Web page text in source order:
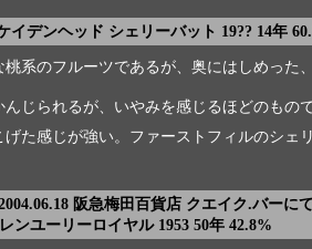
イデンヘッド シェリーバット 19?? 14年
桃系のフルーツであるが、奥にはしめった
じられるが、いやみを感じるほどのもので
た感じが強い。ファーストフィルのシェ
阪急梅田百貨店 クエイク.バーにて
ンユーリーロイヤル 1953 50年 42.8%